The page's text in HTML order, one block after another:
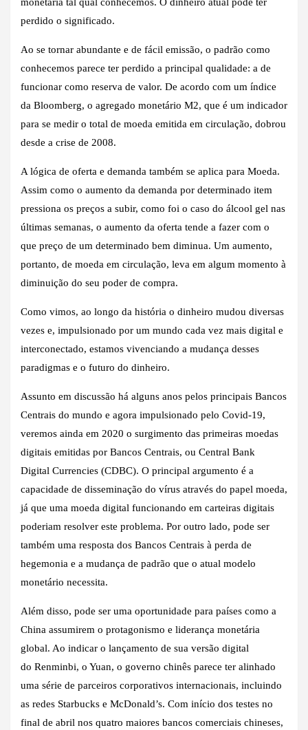
perdido o significado.
Ao se tornar abundante e de fácil emissão, o padrão como
conhecemos parece ter perdido a principal qualidade: a de
funcionar como reserva de valor. De acordo com um índice
da Bloomberg, o agregado monetário M2, que é um indicador
para se medir o total de moeda emitida em circulação, dobrou
desde a crise de 2008.
A lógica de oferta e demanda também se aplica para Moeda.
Assim como o aumento da demanda por determinado item
pressiona os preços a subir, como foi o caso do álcool gel nas
últimas semanas, o aumento da oferta tende a fazer com o
que preço de um determinado bem diminua. Um aumento,
portanto, de moeda em circulação, leva em algum momento à
diminuição do seu poder de compra.
Como vimos, ao longo da história o dinheiro mudou diversas
vezes e, impulsionado por um mundo cada vez mais digital e
interconectado, estamos vivenciando a mudança desses
paradigmas e o futuro do dinheiro.
Assunto em discussão há alguns anos pelos principais Bancos
Centrais do mundo e agora impulsionado pelo Covid-19,
veremos ainda em 2020 o surgimento das primeiras moedas
digitais emitidas por Bancos Centrais, ou Central Bank
Digital Currencies (CDBC). O principal argumento é a
capacidade de disseminação do vírus através do papel moeda,
já que uma moeda digital funcionando em carteiras digitais
poderiam resolver este problema. Por outro lado, pode ser
também uma resposta dos Bancos Centrais à perda de
hegemonia e a mudança de padrão que o atual modelo
monetário necessita.
Além disso, pode ser uma oportunidade para países como a
China assumirem o protagonismo e liderança monetária
global. Ao indicar o lançamento de sua versão digital
do Renminbi, o Yuan, o governo chinês parece ter alinhado
uma série de parceiros corporativos internacionais, incluindo
as redes Starbucks e McDonald’s. Com início dos testes no
final de abril nos quatro maiores bancos comerciais chineses,